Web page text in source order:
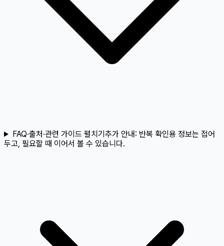
FAQ·출처·관련 가이드 펼치기추가 안내: 반복 확인용 정보는 접어
두고, 필요할 때 이어서 볼 수 있습니다.